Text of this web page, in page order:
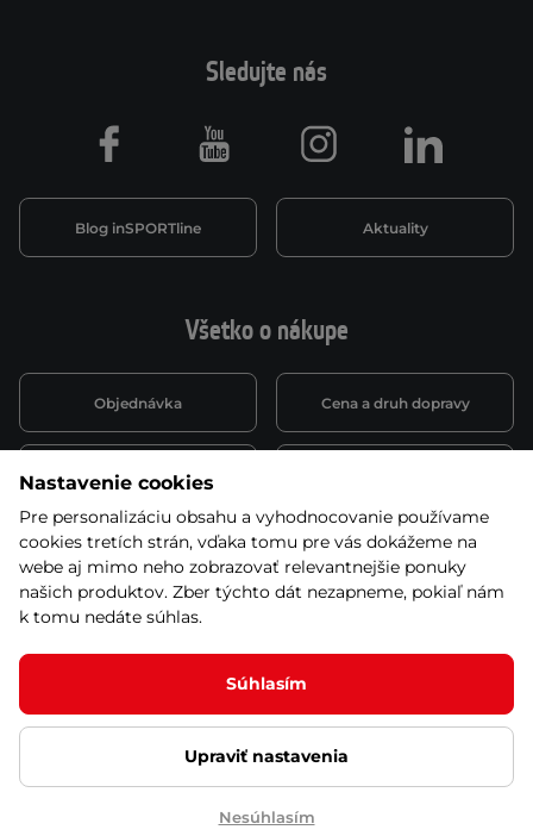
Ľutujeme, ale tento produkt už nie je zaradený v
Všetko o nákupe
Objednávka Cena a druh dopravy
Spôsob platby
Montáž a servis Reklamácie a záruka
Kariéra
Sledujte nás
Blog inSPORTline Aktuality
Facebook Youtube Instagram LinkedIn
© 2026 Stores inSPORTline SK, s.r.o. Všetky práva vyhradené
Ochrana osobných údajov Nastavenie cookies
Nastavenie cookies
Pre personalizáciu obsahu a vyhodnocovanie používame
cookies tretích strán, vďaka tomu pre vás dokážeme na
webe aj mimo neho zobrazovať relevantnejšie ponuky
našich produktov. Zber týchto dát nezapneme, pokiaľ nám
k tomu nedáte súhlas.
Súhlasím
Upraviť nastavenia
Nesúhlasím